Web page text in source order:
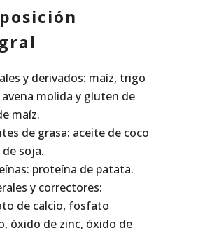
y derivados: maíz, trigo
molida y gluten de
maíz.
de grasa: aceite de coco
soja.
proteína de patata.
y correctores:
de calcio, fosfato
óxido de zinc, óxido de